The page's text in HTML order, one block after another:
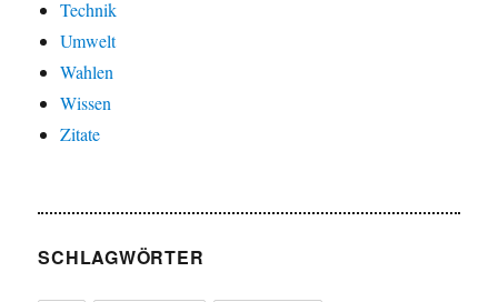
Technik
Umwelt
Wahlen
Wissen
Zitate
SCHLAGWÖRTER